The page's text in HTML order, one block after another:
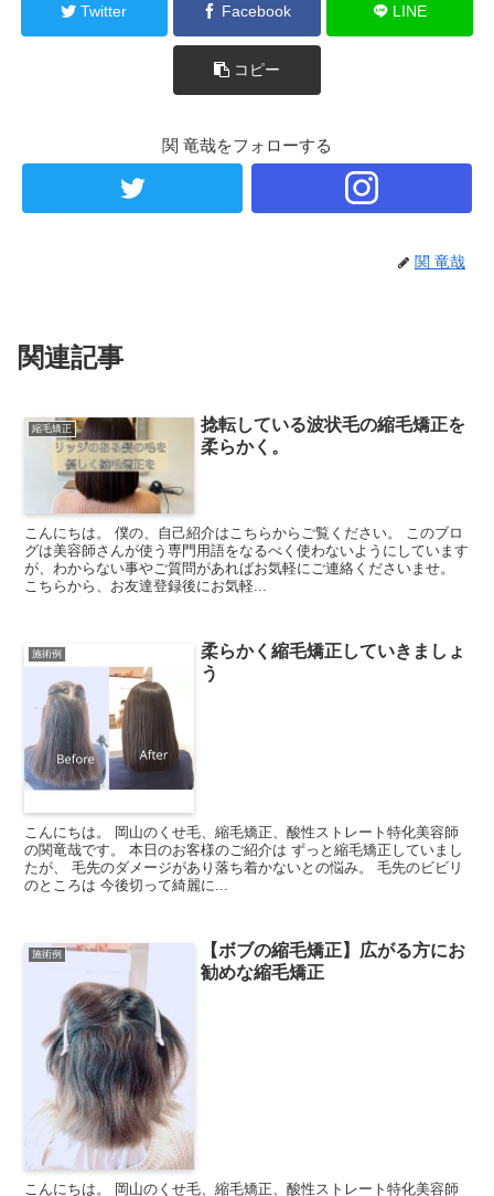
Twitter Facebook LINE
コピー
関 竜哉をフォローする
関 竜哉
関連記事
縮毛矯正
捻転している波状毛の縮毛矯正を
柔らかく。
こんにちは。 僕の、自己紹介はこちらからご覧ください。 このブロ
グは美容師さんが使う専門用語をなるべく使わないようにしています
が、わからない事やご質問があればお気軽にご連絡くださいませ。
こちらから、お友達登録後にお気軽...
施術例
柔らかく縮毛矯正していきましょ
う
こんにちは。 岡山のくせ毛、縮毛矯正、酸性ストレート特化美容師
の関竜哉です。 本日のお客様のご紹介は ずっと縮毛矯正していまし
たが、 毛先のダメージがあり落ち着かないとの悩み。 毛先のビビリ
のところは 今後切って綺麗に...
施術例
【ボブの縮毛矯正】広がる方にお
勧めな縮毛矯正
こんにちは。 岡山のくせ毛、縮毛矯正、酸性ストレート特化美容師